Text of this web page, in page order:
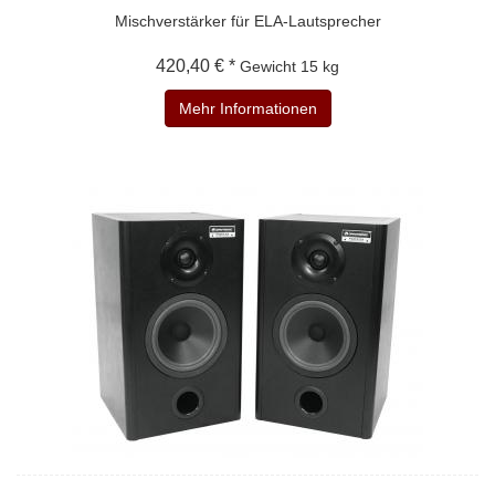
Mischverstärker für ELA-Lautsprecher
420,40 € * Gewicht 15 kg
Mehr Informationen